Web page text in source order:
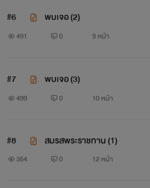
แต่ในเมื่อแต่งแล้ว
#6 พบเจอ (2)
491 0 9 หน้า
#7 พบเจอ (3)
499 0 10 หน้า
#8 สมรสพระราชทาน (1)
354 0 12 หน้า